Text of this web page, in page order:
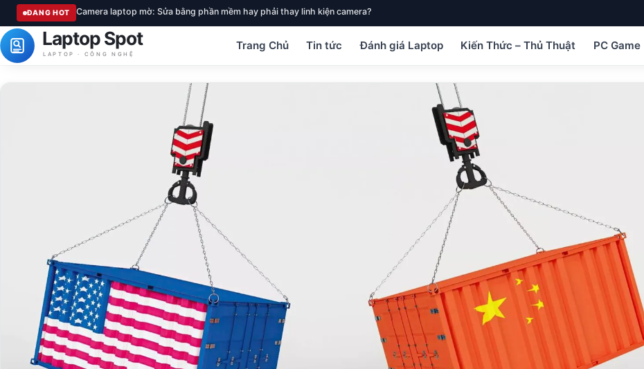
ĐANG HOT Camera laptop mờ: Sửa bằng phần mềm hay phải thay linh kiện camera?
Laptop Spot
LAPTOP · CÔNG NGHỆ
Trang Chủ Tin tức Đánh giá Laptop Kiến Thức – Thủ Thuật PC Game